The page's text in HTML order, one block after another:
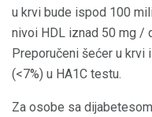
u krvi bude ispod 100
nivoi HDL iznad 50 mg /
Preporučeni šećer u krvi
(<7%) u HA1C testu.
Za osobe sa